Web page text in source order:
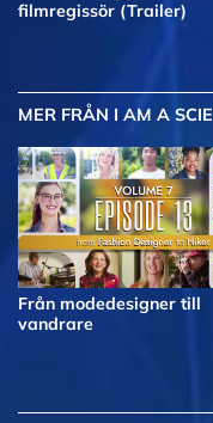
filmregissör (Trailer)
MER FRÅN I AM A
Från modedesigner till
vandrare